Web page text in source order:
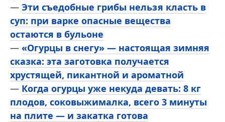
— Эти съедобные грибы нельзя класть в
суп: при варке опасные вещества
остаются в бульоне
— «Огурцы в снегу» — настоящая зимняя
сказка: эта заготовка получается
хрустящей, пикантной и ароматной
— Когда огурцы уже некуда девать: 8 кг
плодов, соковыжималка, всего 3 минуты
на плите — и закатка готова